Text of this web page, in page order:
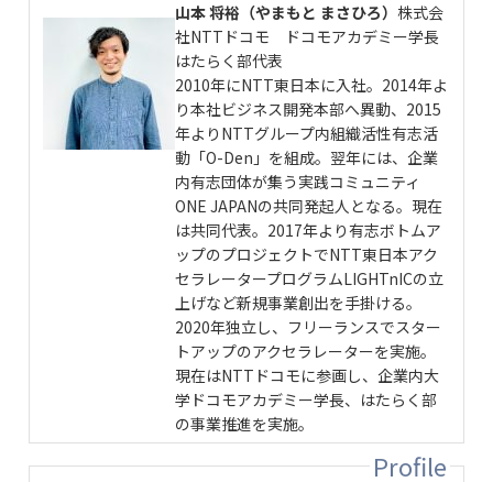
山本 将裕（やまもと まさひろ） 株式会
社NTTドコモ ドコモアカデミー学長
はたらく部代表
2010年にNTT東日本に入社。2014年よ
り本社ビジネス開発本部へ異動、2015
年よりNTTグループ内組織活性有志活
動「O-Den」を組成。翌年には、企業
内有志団体が集う実践コミュニティ
ONE JAPANの共同発起人となる。現在
は共同代表。2017年より有志ボトムア
ップのプロジェクトでNTT東日本アク
セラレータープログラムLIGHTnICの立
上げなど新規事業創出を手掛ける。
2020年独立し、フリーランスでスター
トアップのアクセラレーターを実施。
現在はNTTドコモに参画し、企業内大
学ドコモアカデミー学長、はたらく部
の事業推進を実施。